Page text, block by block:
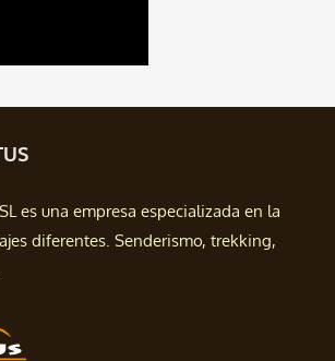
SL es una empresa especializada en la
diferentes. Senderismo, trekking,